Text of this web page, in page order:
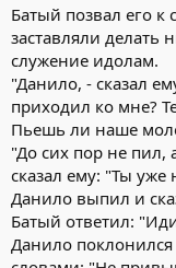
Батый позвал его к
заставляли делать
служение идолам.
"Данило, - сказал
приходил ко мне?
Пьешь ли наше
"До сих пор не пил,
сказал ему: "Ты
Данило выпил и
Батый ответил:
Данило